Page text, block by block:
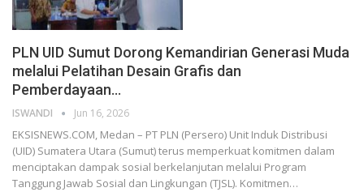
PLN UID Sumut Dorong Kemandirian Generasi Muda
melalui Pelatihan Desain Grafis dan
Pemberdayaan…
ISWANDI Jun 16, 2026
EKSISNEWS.COM, Medan – PT PLN (Persero) Unit Induk Distribusi
(UID) Sumatera Utara (Sumut) terus memperkuat komitmen dalam
menciptakan dampak sosial berkelanjutan melalui Program
Tanggung Jawab Sosial dan Lingkungan (TJSL). Komitmen…